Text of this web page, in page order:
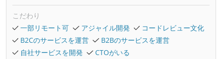
こだわり
一部リモート可
アジャイル開発
コードレビュー文化
B2Cのサービスを運営
B2Bのサービスを運営
自社サービスを開発
CTOがいる